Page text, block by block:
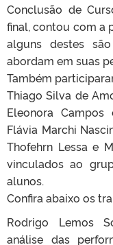
Conclusão de
final, contou com a
alguns destes
abordam em suas
Também
Thiago Silva de
Eleonora
Flávia Marchi
Thofehrn Lessa e
vinculados ao
alunos.
Confira abaixo os
Rodrigo Lemos
análise das